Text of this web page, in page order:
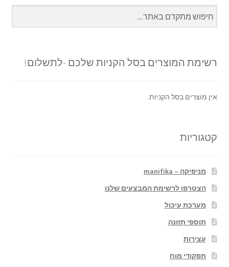
רשימת המוצרים בסל הקניות שלכם -לתשלום!
אין מוצרים בסל הקניות.
קטגוריות
מניפיקה – manifika
הצטרפו לרשימת המבצעים שלנו
מערכת עיכול
תוספי תזונה
עצירות
תפקודי מוח